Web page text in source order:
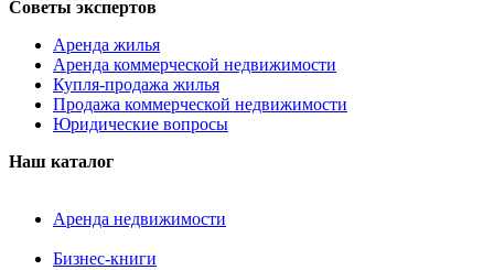
Советы экспертов
Аренда жилья
Аренда коммерческой недвижимости
Купля-продажа жилья
Продажа коммерческой недвижимости
Юридические вопросы
Наш каталог
Аренда недвижимости
Бизнес-книги